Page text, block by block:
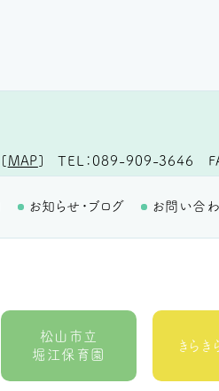
[ MAP] TEL 089-909-3646
お知らせ・ブログ お問い合
松山市立
堀江保育園
きらき